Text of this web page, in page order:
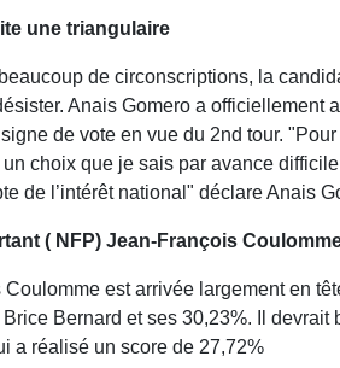
une triangulaire
de circonscriptions, la
Anais Gomero a officiellement
de vote en vue du 2nd tour.
choix que je sais par avance
de l’intérêt national" déclare Anais
( NFP) Jean-François
est arrivée largement en
Bernard et ses 30,23%. Il
a réalisé un score de 27,72%